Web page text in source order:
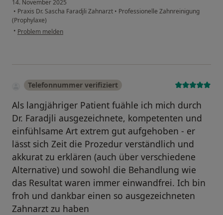
14. November 2025
• Praxis Dr. Sascha Faradjli Zahnarzt • Professionelle Zahnreinigung
(Prophylaxe)
• Problem melden
Telefonnummer verifiziert
Als langjähriger Patient fuähle ich mich durch
Dr. Faradjli ausgezeichnete, kompetenten und
einfühlsame Art extrem gut aufgehoben - er
lässt sich Zeit die Prozedur verständlich und
akkurat zu erklären (auch über verschiedene
Alternative) und sowohl die Behandlung wie
das Resultat waren immer einwandfrei. Ich bin
froh und dankbar einen so ausgezeichneten
Zahnarzt zu haben